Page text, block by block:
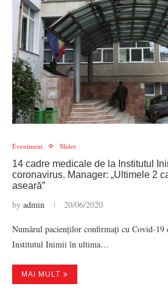
Eveniment Slider
14 cadre medicale de la Institutul
coronavirus. Manager: „Ultimele 2
aseară”
by admin 20/06/2020
Numărul pacienților confirmați cu Covid-19
Institutul Inimii în ultima…
MAI MULT